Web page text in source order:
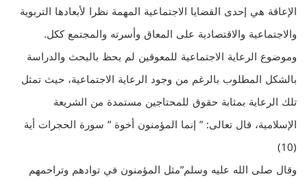
الإعاقة هي إحدى القضايا الاجتماعية المهمة نظرا لأبعادها التربوية
والاجتماعية والاقتصادية على المعاق وأسرته والمجتمع ككل.
وموضوع الرعاية الاجتماعية للمعوقين لم يحظ بالبحث والدراسة
بالشكل المطلوب بالرغم من وجود الرعاية الاجتماعية، حيث تمثل
تلك الرعاية بمثابة حقوق للمحتاجين مستمدة من الشريعة
الإسلامية، قال تعالى: ” إنما المؤمنون أخوة ” سورة الحجرات أية
(10)
وقال صلى الله عليه وسلم”مثل المؤمنون في توادهم وتراحمهم